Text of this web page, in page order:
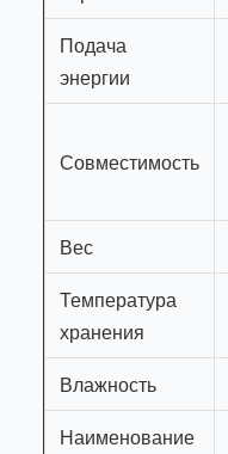
Подача
энергии
Совместимость
Вес
Температура
хранения
Влажность
Наименование